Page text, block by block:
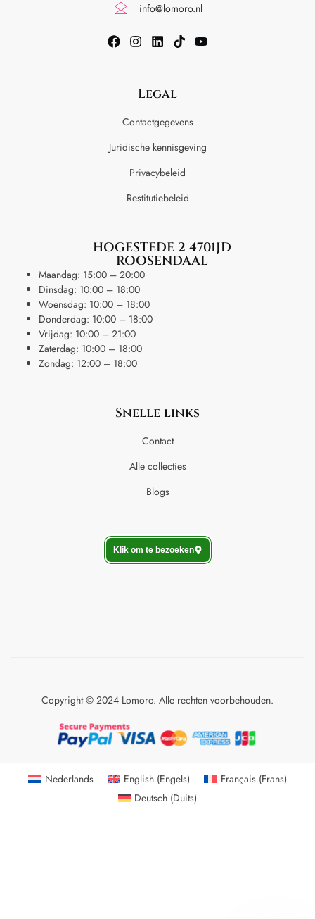
info@lomoro.nl
Legal
Contactgegevens
Juridische kennisgeving
Privacybeleid
Restitutiebeleid
HOGESTEDE 2 4701JD
ROOSENDAAL
Maandag: 15:00 – 20:00
Dinsdag: 10:00 – 18:00
Woensdag: 10:00 – 18:00
Donderdag: 10:00 – 18:00
Vrijdag: 10:00 – 21:00
Zaterdag: 10:00 – 18:00
Zondag: 12:00 – 18:00
Snelle links
Contact
Alle collecties
Blogs
Klik om te bezoeken
Copyright © 2024 Lomoro. Alle rechten voorbehouden.
Nederlands English (Engels) Français(Frans)
Deutsch (Duits)